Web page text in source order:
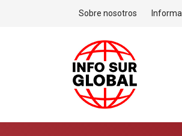
Sobre nosotros